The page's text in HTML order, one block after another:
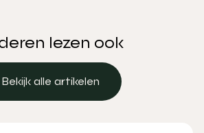
lezen ook
Bekijk alle artikelen